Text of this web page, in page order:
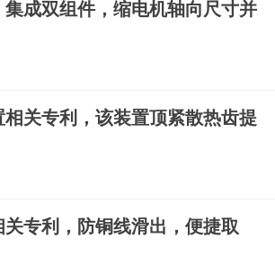
成双组件，缩电机轴向尺寸并
关专利，该装置顶紧散热齿提
专利，防铜线滑出，便捷取